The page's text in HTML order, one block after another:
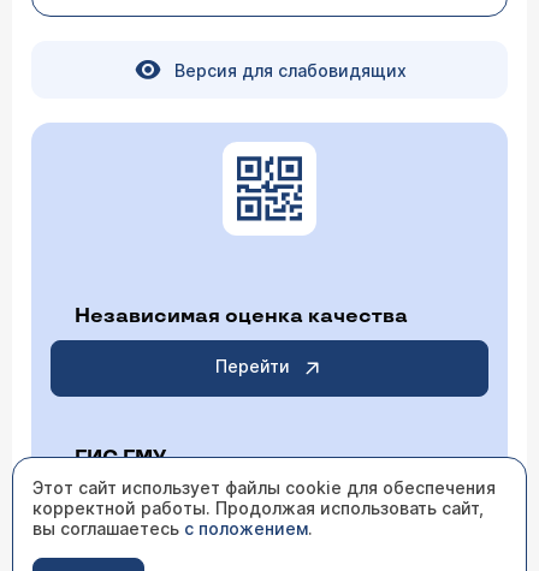
Версия для слабовидящих
Независимая оценка качества
Перейти
ГИС ГМУ
Перейти
Этот сайт использует файлы cookie для обеспечения
корректной работы. Продолжая использовать сайт,
вы соглашаетесь с положением.